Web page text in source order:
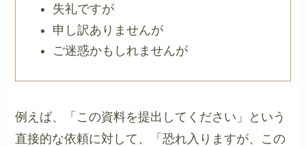
失礼ですが
申し訳ありませんが
ご迷惑かもしれませんが
例えば、「この資料を提出してください」という
直接的な依頼に対して、「恐れ入りますが、この